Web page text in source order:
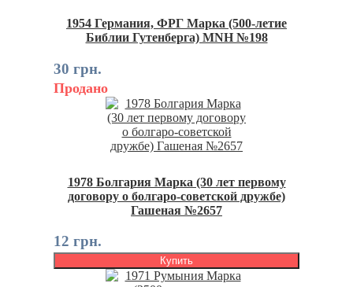
1954 Германия, ФРГ Марка (500-летие
Библии Гутенберга) MNH №198
30 грн.
Продано
1978 Болгария Марка (30 лет первому
договору о болгаро-советской дружбе)
Гашеная №2657
12 грн.
Купить